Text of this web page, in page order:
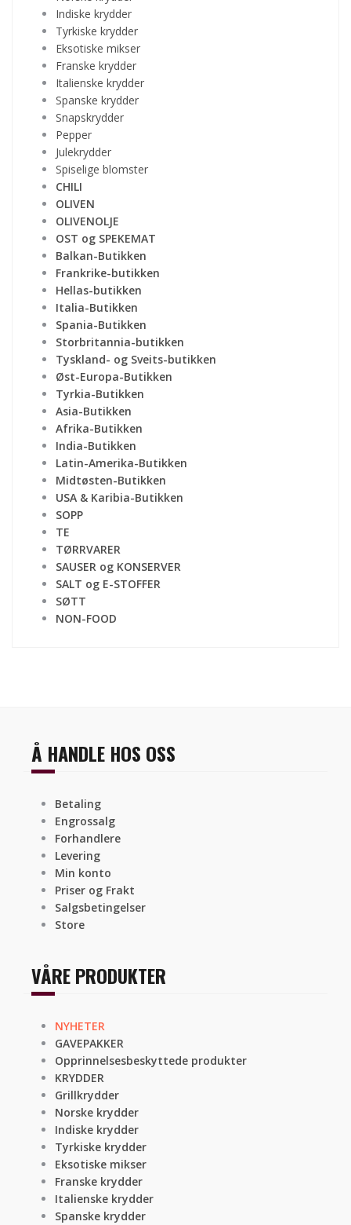
Indiske krydder
Tyrkiske krydder
Eksotiske mikser
Franske krydder
Italienske krydder
Spanske krydder
Snapskrydder
Pepper
Julekrydder
Spiselige blomster
CHILI
OLIVEN
OLIVENOLJE
OST og SPEKEMAT
Balkan-Butikken
Frankrike-butikken
Hellas-butikken
Italia-Butikken
Spania-Butikken
Storbritannia-butikken
Tyskland- og Sveits-butikken
Øst-Europa-Butikken
Tyrkia-Butikken
Asia-Butikken
Afrika-Butikken
India-Butikken
Latin-Amerika-Butikken
Midtøsten-Butikken
USA & Karibia-Butikken
SOPP
TE
TØRRVARER
SAUSER og KONSERVER
SALT og E-STOFFER
SØTT
NON-FOOD
Å HANDLE HOS OSS
Betaling
Engrossalg
Forhandlere
Levering
Min konto
Priser og Frakt
Salgsbetingelser
Store
VÅRE PRODUKTER
NYHETER
GAVEPAKKER
Opprinnelsesbeskyttede produkter
KRYDDER
Grillkrydder
Norske krydder
Indiske krydder
Tyrkiske krydder
Eksotiske mikser
Franske krydder
Italienske krydder
Spanske krydder